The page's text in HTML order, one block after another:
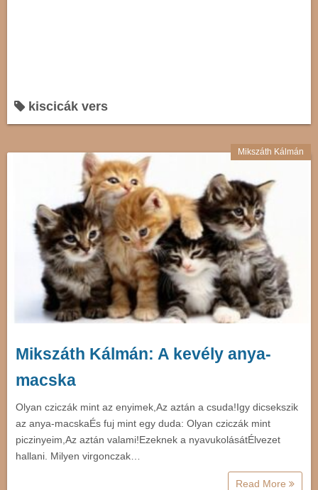
kiscicák vers
Mikszáth Kálmán
Mikszáth Kálmán: A kevély anya-
macska
Olyan cziczák mint az enyimek,Az aztán a csuda!Igy dicsekszik
az anya-macskaÉs fuj mint egy duda: Olyan cziczák mint
piczinyeim,Az aztán valami!Ezeknek a nyavukolásátÉlvezet
hallani. Milyen virgonczak…
Read More